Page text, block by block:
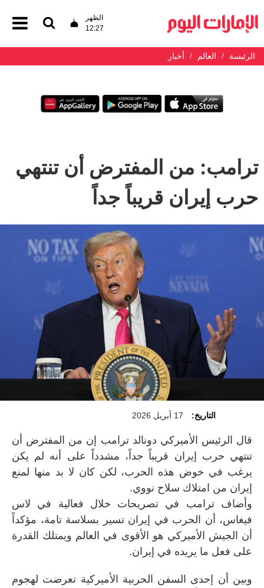
الظهر
12:27
الرئيسة العالم أخبار
ترامب: من المفترض أن تنتهي
حرب إيران قريباً جداً
التاريخ: 17 أبريل 2026
قال الرئيس الأميركي دونالد ترامب إن من المفترض أن
تنتهي حرب إيران قريباً جداً، مشدداً على أنه لم يكن
يرغب في خوض هذه الحرب، لكن كان لا بد منها لمنع
إيران من امتلاك سلاح نووي.
وأضاف ترامب في تصريحات خلال فعالية في لاس
فيغاس، أن الحرب في إيران تسير بسلاسة تامة، مؤكداً
أن الجيش الأميركي هو الأقوى في العالم ويمتلك القدرة
على فعل ما يريده في إيران.
وبين أن إحدى السفن الحربية الأميركية تعرضت لهجوم